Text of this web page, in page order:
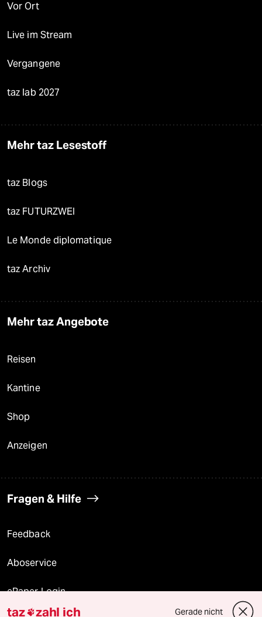
Vor Ort
Live im Stream
Vergangene
taz lab 2027
Mehr taz Lesestoff
taz Blogs
taz FUTURZWEI
Le Monde diplomatique
taz Archiv
Mehr taz Angebote
Reisen
Kantine
Shop
Anzeigen
Fragen & Hilfe
Feedback
Aboservice
ePaper Login
taz zahl ich Gerade nicht